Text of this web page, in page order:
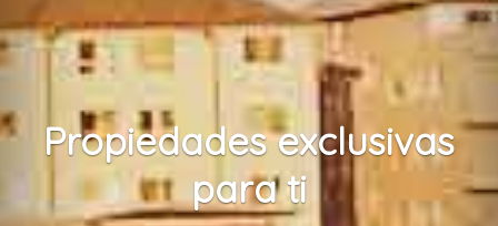
Propiedades exclusivas
para ti